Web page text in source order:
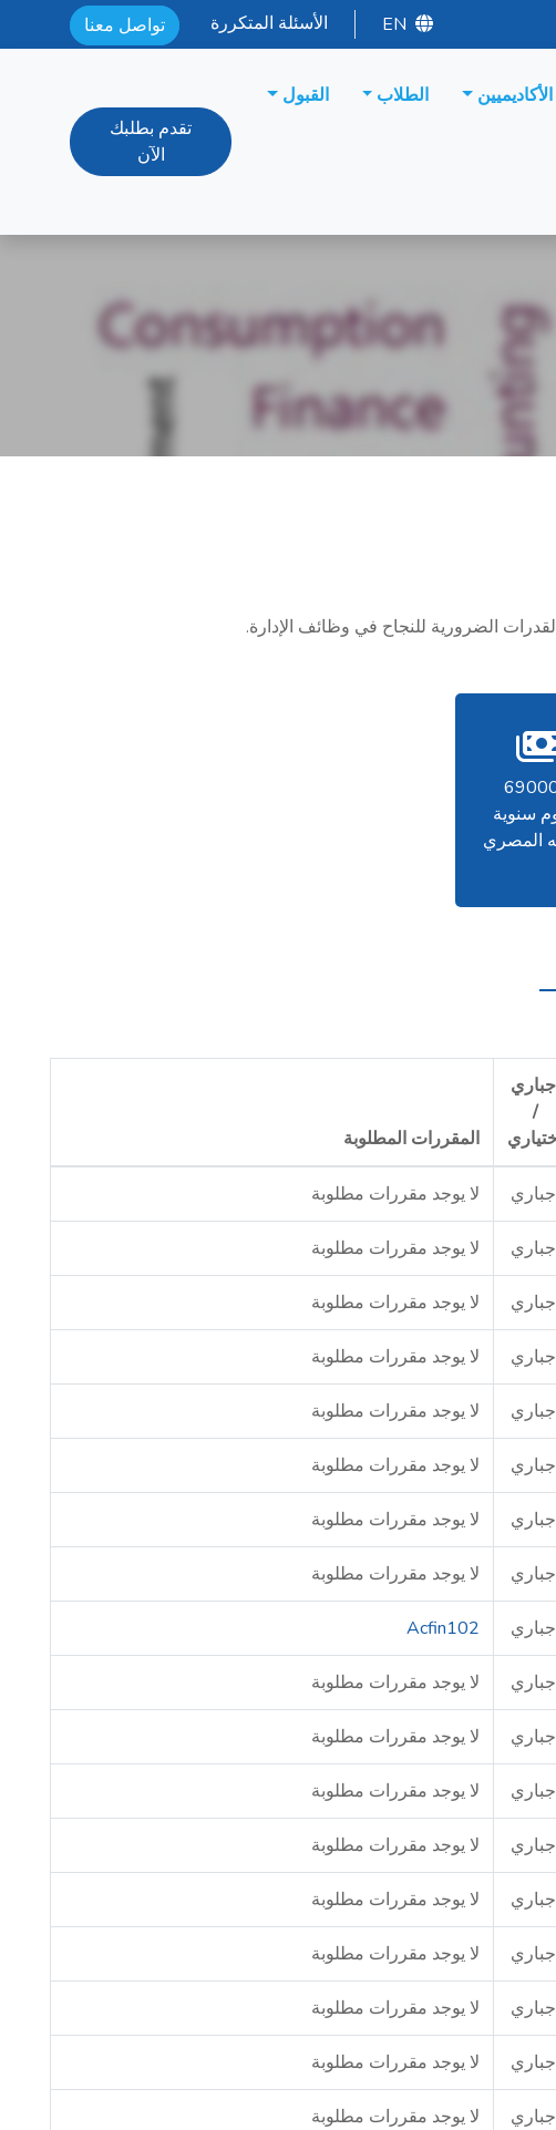
EN الأسئلة المتكررة تواصل معنا
الأكاديميين الطلاب القبول
تقدم بطلبك
الآن
الضرورية للنجاح في وظائف الإدارة.
سنوية
المصري
/
المقررات المطلوبة
لا يوجد مقررات مطلوبة
لا يوجد مقررات مطلوبة
لا يوجد مقررات مطلوبة
لا يوجد مقررات مطلوبة
لا يوجد مقررات مطلوبة
لا يوجد مقررات مطلوبة
لا يوجد مقررات مطلوبة
لا يوجد مقررات مطلوبة
Acfin102
لا يوجد مقررات مطلوبة
لا يوجد مقررات مطلوبة
لا يوجد مقررات مطلوبة
لا يوجد مقررات مطلوبة
لا يوجد مقررات مطلوبة
لا يوجد مقررات مطلوبة
لا يوجد مقررات مطلوبة
لا يوجد مقررات مطلوبة
لا يوجد مقررات مطلوبة